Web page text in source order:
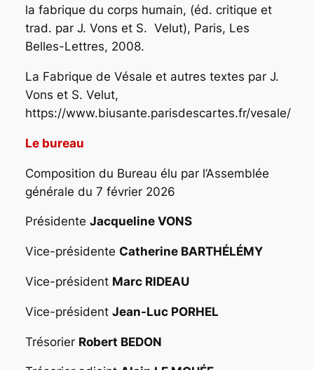
la fabrique du corps humain, (éd. critique et
trad. par J. Vons et S. Velut), Paris, Les
Belles-Lettres, 2008.
La Fabrique de Vésale et autres textes par J.
Vons et S. Velut,
https://www.biusante.parisdescartes.fr/vesale/
Le bureau
Composition du Bureau élu par l’Assemblée
générale du 7 février 2026
Présidente Jacqueline VONS
Vice-présidente Catherine BARTHÉLÉMY
Vice-président Marc RIDEAU
Vice-président Jean-Luc PORHEL
Trésorier Robert BEDON